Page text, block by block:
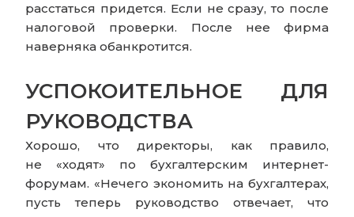
расстаться придется. Если не сразу, то после
налоговой проверки. После нее фирма
наверняка обанкротится.
УСПОКОИТЕЛЬНОЕ ДЛЯ
РУКОВОДСТВА
Хорошо, что директоры, как правило,
не «ходят» по бухгалтерским интернет-
форумам. «Нечего экономить на бухгалтерах,
пусть теперь руководство отвечает, что